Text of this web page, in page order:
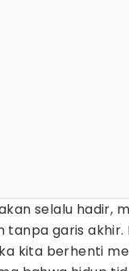
selalu hadir,
tanpa garis akhir.
kita berhenti